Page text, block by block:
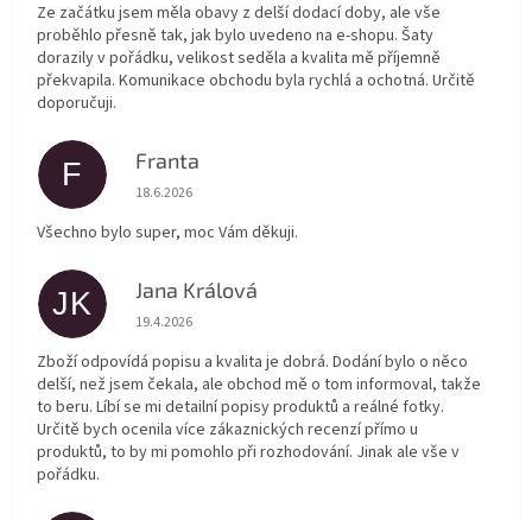
Ze začátku jsem měla obavy z delší dodací doby, ale vše
proběhlo přesně tak, jak bylo uvedeno na e-shopu. Šaty
dorazily v pořádku, velikost seděla a kvalita mě příjemně
překvapila. Komunikace obchodu byla rychlá a ochotná. Určitě
doporučuji.
F Franta
Hodnocení obchodu je 5 z 5 hvězdiček.
18.6.2026
Všechno bylo super, moc Vám děkuji.
JK Jana Králová
Hodnocení obchodu je 5 z 5 hvězdiček.
19.4.2026
Zboží odpovídá popisu a kvalita je dobrá. Dodání bylo o něco
delší, než jsem čekala, ale obchod mě o tom informoval, takže
to beru. Líbí se mi detailní popisy produktů a reálné fotky.
Určitě bych ocenila více zákaznických recenzí přímo u
produktů, to by mi pomohlo při rozhodování. Jinak ale vše v
pořádku.